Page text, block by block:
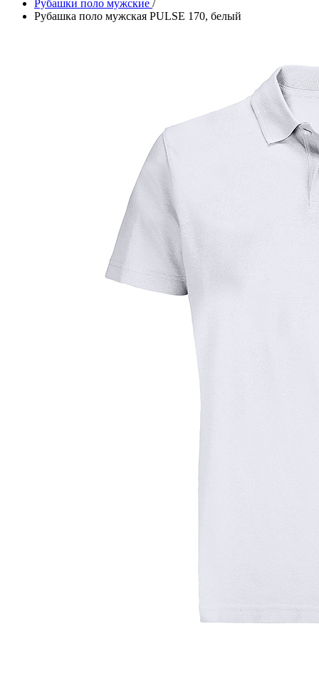
Рубашки поло мужские /
Рубашка поло мужская PULSE 170, белый